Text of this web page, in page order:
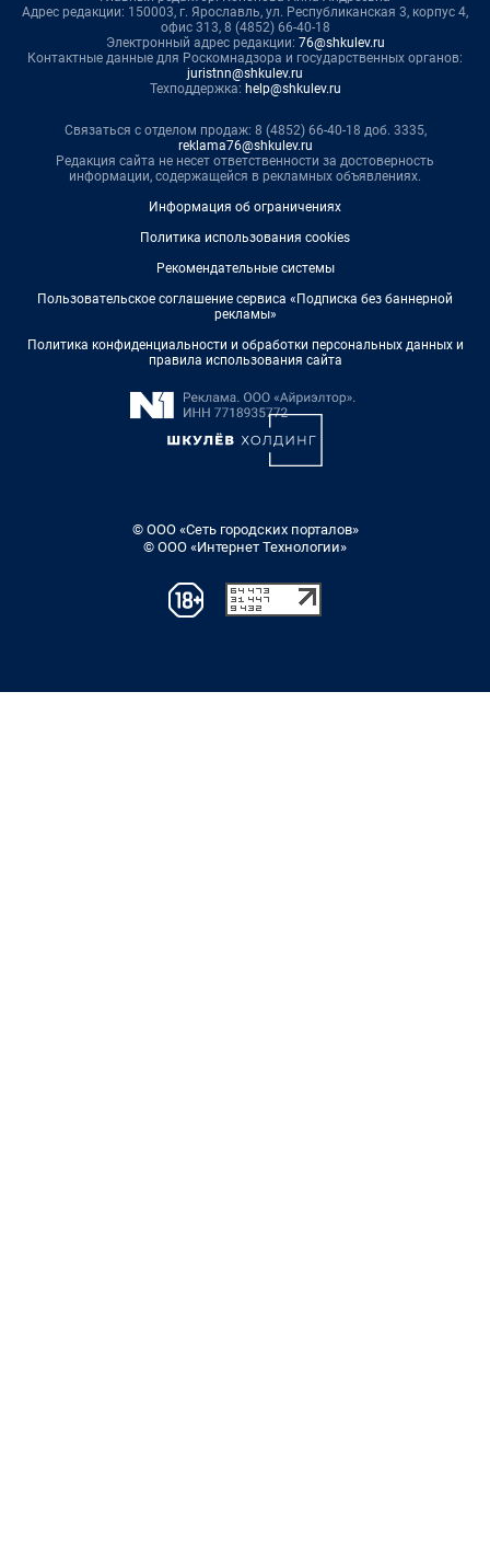
Адрес редакции: 150003, г. Ярославль, ул. Республиканская 3, корпус 4,
офис 313, 8 (4852) 66-40-18
Электронный адрес редакции: 76@shkulev.ru
Контактные данные для Роскомнадзора и государственных органов:
juristnn@shkulev.ru
Техподдержка: help@shkulev.ru
Связаться с отделом продаж: 8 (4852) 66-40-18 доб. 3335,
reklama76@shkulev.ru
Редакция сайта не несет ответственности за достоверность
информации, содержащейся в рекламных объявлениях.
Информация об ограничениях
Политика использования cookies
Рекомендательные системы
Пользовательское соглашение сервиса «Подписка без баннерной
рекламы»
Политика конфиденциальности и обработки персональных данных и
правила использования сайта
© ООО «Сеть городских порталов»
© ООО «Интернет Технологии»